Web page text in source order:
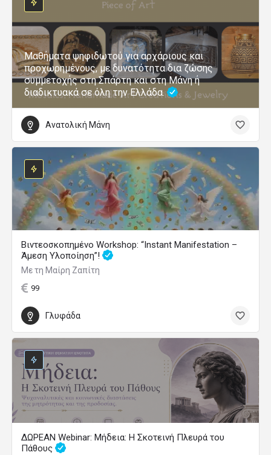
Μαθήματα ψηφιδωτού για αρχάριους και
προχωρημένους, με δυνατότητα δια ζώσης
συμμετοχής στη Σπάρτη και στη Μάνη ή
διαδικτυακά σε όλη την Ελλάδα.
Ανατολική Μάνη
Βιντεοσκοπημένο Workshop: “Instant Manifestation –
Άμεση Υλοποίηση”!
Με τη Μαίρη Ζαπίτη
99
Γλυφάδα
ΔΩΡΕΑΝ Webinar: Μήδεια: Η Σκοτεινή Πλευρά του
Πάθους